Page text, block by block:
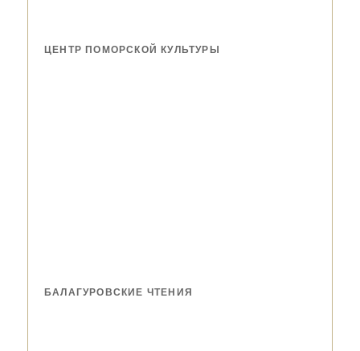
ЦЕНТР ПОМОРСКОЙ КУЛЬТУРЫ
БАЛАГУРОВСКИЕ ЧТЕНИЯ